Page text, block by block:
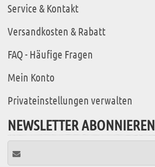
Service & Kontakt
Versandkosten & Rabatt
FAQ - Häufige Fragen
Mein Konto
Privateinstellungen verwalten
NEWSLETTER ABONNIEREN